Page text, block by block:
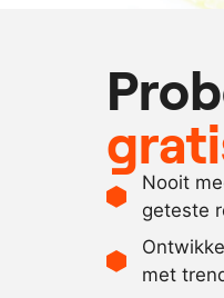
Nooit
geteste
met